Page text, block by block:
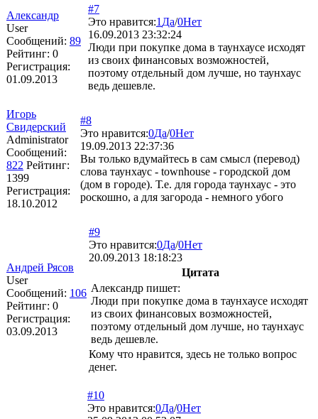
Александр
User
Сообщений: 89
Рейтинг: 0
Регистрация:
01.09.2013
#7
Это нравится:1 Да/0Нет
16.09.2013 23:32:24
Люди при покупке дома в таунхаусе исходят
из своих финансовых возможностей,
поэтому отдельный дом лучше, но таунхаус
ведь дешевле.
Игорь
Свидерский
Administrator
Сообщений:
822 Рейтинг:
1399
Регистрация:
18.10.2012
#8
Это нравится:0Да/0Нет
19.09.2013 22:37:36
Вы только вдумайтесь в сам смысл (перевод)
слова таунхаус - townhouse - городской дом
(дом в городе). Т.е. для города таунхаус - это
роскошно, а для загорода - немного убого
Андрей Рясов
User
Сообщений: 106
Рейтинг: 0
Регистрация:
03.09.2013
#9
Это нравится:0Да/0Нет
20.09.2013 18:18:23
Цитата
Александр пишет:
Люди при покупке дома в таунхаусе исходят
из своих финансовых возможностей,
поэтому отдельный дом лучше, но таунхаус
ведь дешевле.
Кому что нравится, здесь не только вопрос
денег.
#10
Это нравится:0Да/0Нет